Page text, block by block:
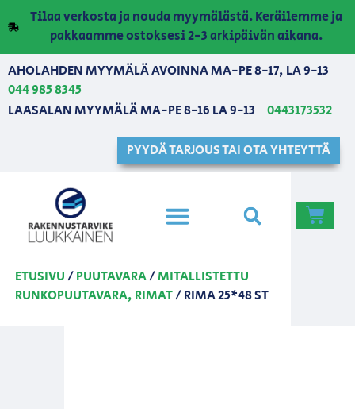
Tilaa verkosta ja nouda myymälästä. Keräilemme ja
pakkaamme ostoksesi 2-3 arkipäivän aikana.
AHOLAHDEN MYYMÄLÄ AVOINNA MA-PE 8-17, LA 9-13
044 985 8345
LAASALAN MYYMÄLÄ MA-PE 8-16 LA 9-13
0443173532
PYYDÄ TARJOUS TAI OTA YHTEYTTÄ
ETUSIVU/PUUTAVARA/MITALLISTETTU
RUNKOPUUTAVARA, RIMAT/ RIMA 25*48 ST